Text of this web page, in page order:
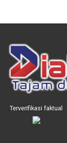
Terverifikasi faktual